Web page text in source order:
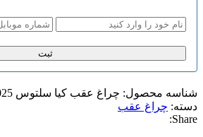
ثبت
شناسه محصول: چراغ عقب کیا سلتوس 2025 اصلی 92409Q5500
دسته: چراغ عقب
Share: